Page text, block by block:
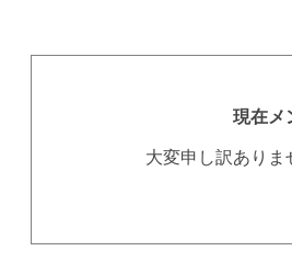
現在メ
大変申し訳あり